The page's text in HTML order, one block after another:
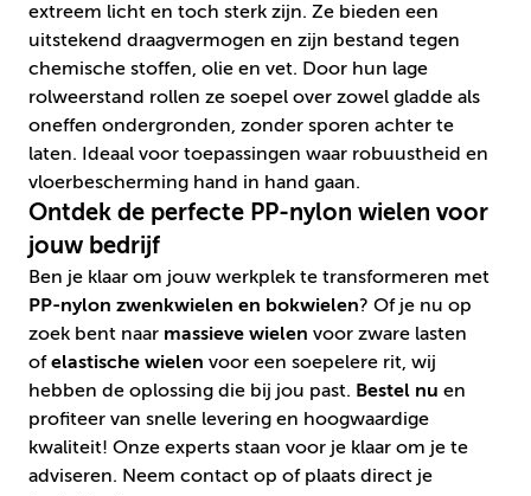
extreem licht en toch sterk zijn. Ze bieden een
uitstekend draagvermogen en zijn bestand tegen
chemische stoffen, olie en vet. Door hun lage
rolweerstand rollen ze soepel over zowel gladde als
oneffen ondergronden, zonder sporen achter te
laten. Ideaal voor toepassingen waar robuustheid en
vloerbescherming hand in hand gaan.
Ontdek de perfecte PP-nylon wielen voor
jouw bedrijf
Ben je klaar om jouw werkplek te transformeren met
PP-nylon zwenkwielen en bokwielen? Of je nu op
zoek bent naar massieve wielen voor zware lasten
ofelastische wielen voor een soepelere rit, wij
hebben de oplossing die bij jou past. Bestel nu en
profiteer van snelle levering en hoogwaardige
kwaliteit! Onze experts staan voor je klaar om je te
adviseren. Neem contact op of plaats direct je